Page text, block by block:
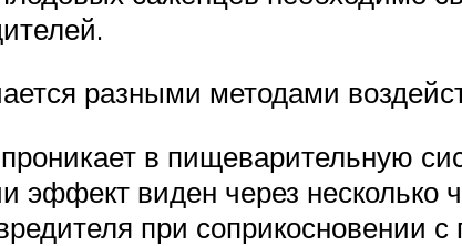
разными методами
в пищеварительную
эффект виден через
при соприкосновении